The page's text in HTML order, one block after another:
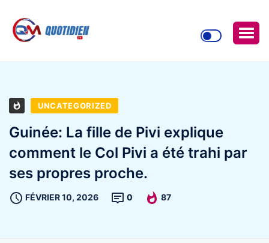
UNCATEGORIZED
Guinée: La fille de Pivi explique
comment le Col Pivi a été trahi par
ses propres proche.
FÉVRIER 10, 2026 0 87